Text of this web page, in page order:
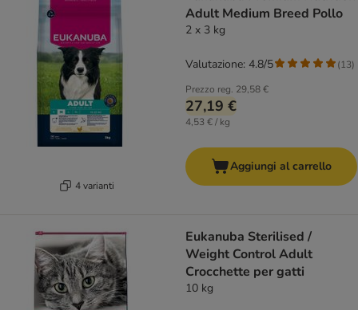
4 varianti
Adult Medium Breed Pollo
2 x 3 kg
Prezzo reg. 29,58 €
27,19 €
4,53 € / kg
Valutazione: 4.8/5 (13)
Aggiungi al carrello
Eukanuba Sterilised /
Weight Control Adult
Crocchette per gatti
10 kg